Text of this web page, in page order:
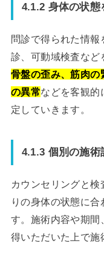
4.1.2 身体の状態
問診で得られた情
診、可動域検査など
骨盤の歪み、筋肉の
の異常などを客観的
定していきます。
4.1.3 個別の施術
カウンセリングと
りの身体の状態に合
す。施術内容や期間
得いただいた上で施